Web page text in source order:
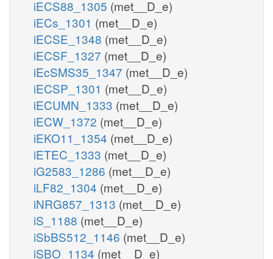
iECS88_1305 (met__D_e)
iECs_1301 (met__D_e)
iECSE_1348 (met__D_e)
iECSF_1327 (met__D_e)
iEcSMS35_1347 (met__D_e)
iECSP_1301 (met__D_e)
iECUMN_1333 (met__D_e)
iECW_1372 (met__D_e)
iEKO11_1354 (met__D_e)
iETEC_1333 (met__D_e)
iG2583_1286 (met__D_e)
iLF82_1304 (met__D_e)
iNRG857_1313 (met__D_e)
iS_1188 (met__D_e)
iSbBS512_1146 (met__D_e)
iSBO_1134 (met__D_e)